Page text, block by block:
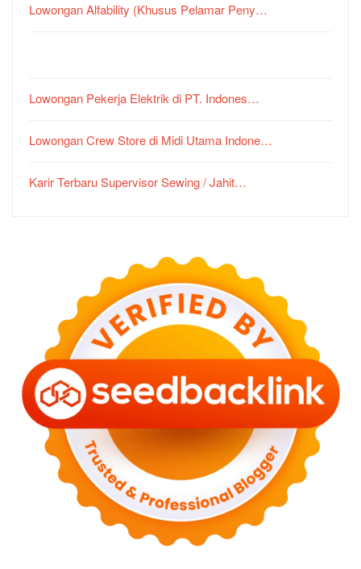
Lowongan Alfability (Khusus Pelamar Peny…
Lowongan Pekerja Elektrik di PT. Indones…
Lowongan Crew Store di Midi Utama Indone…
Karir Terbaru Supervisor Sewing / Jahit…